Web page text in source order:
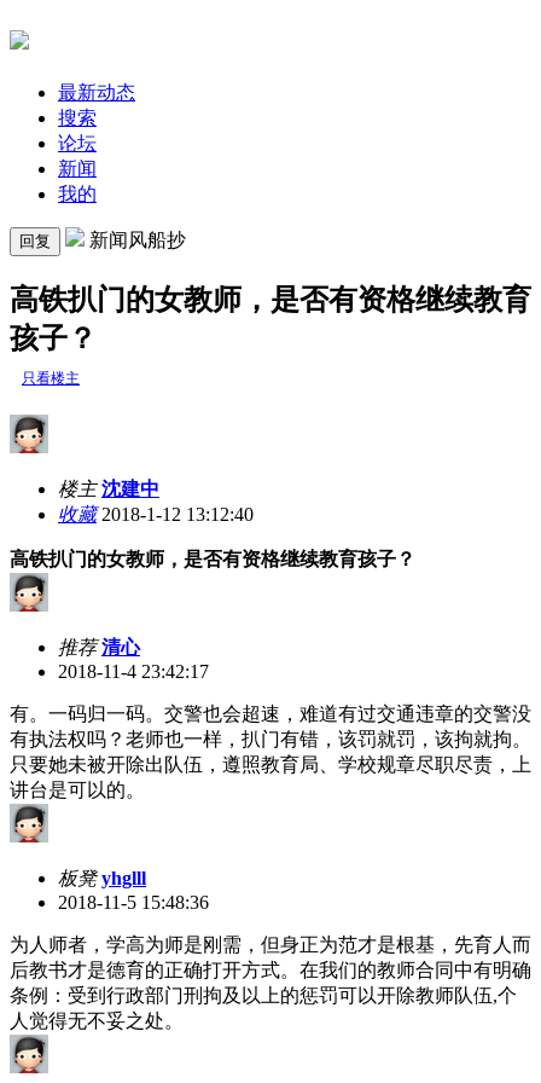
最新动态
搜索
论坛
新闻
我的
回复 新闻风船抄
高铁扒门的女教师，是否有资格继续教育
孩子？
只看楼主
楼主 沈建中
收藏2018-1-12 13:12:40
高铁扒门的女教师，是否有资格继续教育孩子？
推荐清心
2018-11-4 23:42:17
有。一码归一码。交警也会超速，难道有过交通违章的交警没
有执法权吗？老师也一样，扒门有错，该罚就罚，该拘就拘。
只要她未被开除出队伍，遵照教育局、学校规章尽职尽责，上
讲台是可以的。
板凳 yhglll
2018-11-5 15:48:36
为人师者，学高为师是刚需，但身正为范才是根基，先育人而
后教书才是德育的正确打开方式。在我们的教师合同中有明确
条例：受到行政部门刑拘及以上的惩罚可以开除教师队伍,个
人觉得无不妥之处。